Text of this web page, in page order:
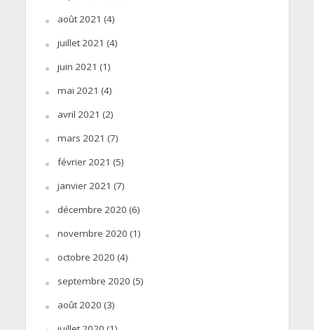
août 2021 (4)
juillet 2021 (4)
juin 2021 (1)
mai 2021 (4)
avril 2021 (2)
mars 2021 (7)
février 2021 (5)
janvier 2021 (7)
décembre 2020 (6)
novembre 2020 (1)
octobre 2020 (4)
septembre 2020 (5)
août 2020 (3)